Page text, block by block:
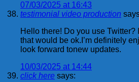
07/03/2025 at 16:43
testimonial video production
Hello there! Do you use Twitter?
that would be ok.I’m definitely
look forward tonew updates.
10/03/2025 at 14:44
click here says: